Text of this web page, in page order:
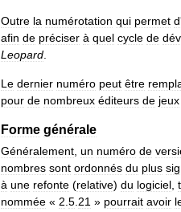
Outre la numérotation qui permet d'
afin de préciser à quel cycle de
Leopard.
Le dernier numéro peut être
pour de nombreux éditeurs de jeux
Forme générale
Généralement, un numéro de
nombres sont ordonnés du plus
à une refonte (relative) du logiciel,
nommée « 2.5.21 » pourrait avoir